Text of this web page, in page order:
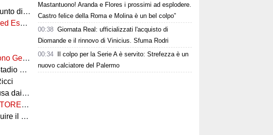
Sangro
Q8"
Mastantuono! Aranda e Flores i prossimi ad esplodere.
Castro felice della Roma e Molina è un bel colpo”
00:38 Giornata Real: ufficializzati l'acquisto di
Diomande e il rinnovo di Vinicius. Sfuma Rodri
00:34
Il colpo per la Serie A è servito: Strefezza è un
nuovo calciatore del Palermo